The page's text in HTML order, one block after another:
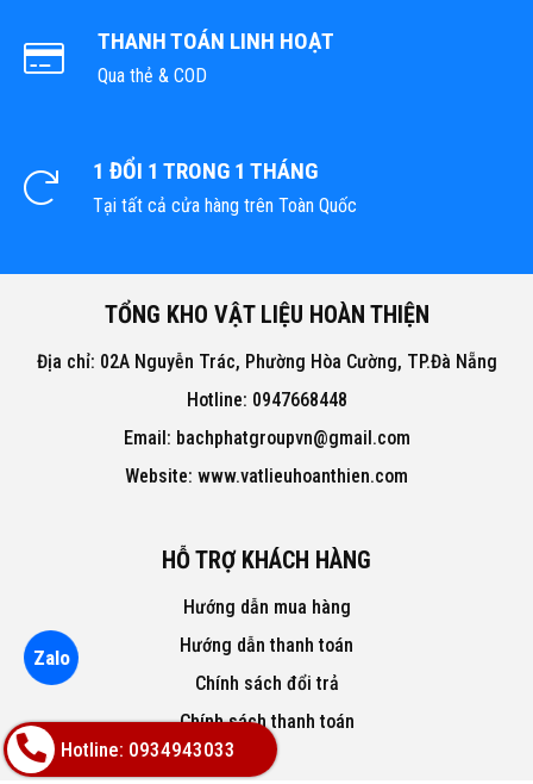
THANH TOÁN LINH HOẠT
Qua thẻ & COD
1 ĐỔI 1 TRONG 1 THÁNG
Tại tất cả cửa hàng trên Toàn Quốc
TỔNG KHO VẬT LIỆU HOÀN THIỆN
Địa chỉ: 02A Nguyễn Trác, Phường Hòa Cường, TP.Đà Nẵng
Hotline: 0947668448
Email: bachphatgroupvn@gmail.com
Website: www.vatlieuhoanthien.com
HỖ TRỢ KHÁCH HÀNG
Hướng dẫn mua hàng
Hướng dẫn thanh toán
Chính sách đổi trả
Chính sách thanh toán
Hotline: 0934943033
Zalo